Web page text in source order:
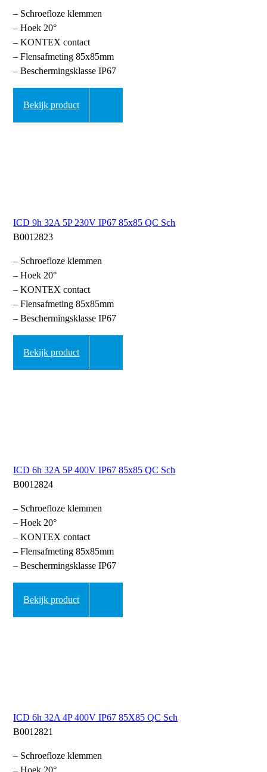
– Schroefloze klemmen
– Hoek 20°
– KONTEX contact
– Flensafmeting 85x85mm
– Beschermingsklasse IP67
Bekijk product
ICD 9h 32A 5P 230V IP67 85x85 QC Sch
B0012823
– Schroefloze klemmen
– Hoek 20°
– KONTEX contact
– Flensafmeting 85x85mm
– Beschermingsklasse IP67
Bekijk product
ICD 6h 32A 5P 400V IP67 85x85 QC Sch
B0012824
– Schroefloze klemmen
– Hoek 20°
– KONTEX contact
– Flensafmeting 85x85mm
– Beschermingsklasse IP67
Bekijk product
ICD 6h 32A 4P 400V IP67 85X85 QC Sch
B0012821
– Schroefloze klemmen